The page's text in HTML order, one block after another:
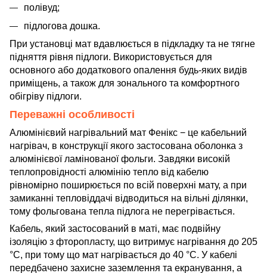
полівуд;
підлогова дошка.
При установці мат вдавлюється в підкладку та не тягне
підняття рівня підлоги. Використовується для
основного або додаткового опалення будь-яких видів
приміщень, а також для зонального та комфортного
обігріву підлоги.
Переважні особливості
Алюмінієвий нагрівальний мат Фенікс − це кабельний
нагрівач, в конструкції якого застосована оболонка з
алюмінієвої ламінованої фольги. Завдяки високій
теплопровідності алюмінію тепло від кабелю
рівномірно поширюється по всій поверхні мату, а при
замиканні тепловіддачі відводиться на вільні ділянки,
тому фольгована тепла підлога не перегрівається.
Кабель, який застосований в маті, має подвійну
ізоляцію з фторопласту, що витримує нагрівання до 205
°C, при тому що мат нагрівається до 40 °C. У кабелі
передбачено захисне заземлення та екранування, а